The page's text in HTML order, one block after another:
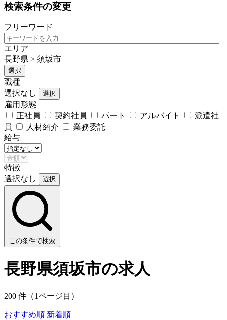
検索条件の変更
フリーワード
エリア
長野県 > 須坂市
選択
職種
選択なし
選択
雇用形態
正社員
契約社員 パート アルバイト
派遣社
員
人材紹介
業務委託
給与
特徴
選択なし
選択
この条件で検索
長野県須坂市の求人
200 件（1ページ目）
おすすめ順 新着順